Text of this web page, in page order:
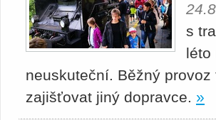
s
léto
neuskuteční. Běžný
zajišťovat jiný dopravce. »